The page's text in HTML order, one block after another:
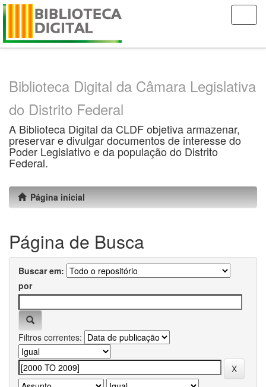
Skip
Biblioteca Digital da Câmara Legislativa
do Distrito Federal
A Biblioteca Digital da CLDF objetiva armazenar,
preservar e divulgar documentos de interesse do
Poder Legislativo e da população do Distrito
Federal.
Página inicial
Página de Busca
Buscar em:
por
Filtros correntes: